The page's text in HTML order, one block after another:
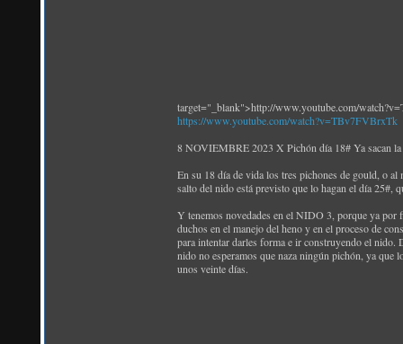
target="_blank">http://www.youtube.com/
https://www.youtube.com/watch?v=TBv7FVBrxTk
8 NOVIEMBRE 2023 X Pichón día 18# Ya sacan
En su 18 día de vida los tres pichones de gould, o al
salto del nido está previsto que lo hagan el día 25#,
Y tenemos novedades en el NIDO 3, porque ya por
duchos en el manejo del heno y en el proceso de
para intentar darles forma e ir construyendo el nido.
nido no esperamos que naza ningún pichón, ya que
unos veinte días.